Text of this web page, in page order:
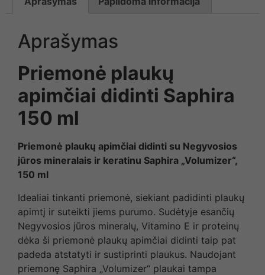
Aprašymas
Priemonė plaukų
apimčiai didinti Saphira
150 ml
Priemonė plaukų apimčiai didinti su Negyvosios
jūros mineralais ir keratinu Saphira „Volumizer“,
150 ml
Idealiai tinkanti priemonė, siekiant padidinti plaukų
apimtį ir suteikti jiems purumo. Sudėtyje esančių
Negyvosios jūros mineralų, Vitamino E ir proteinų
dėka ši priemonė plaukų apimčiai didinti taip pat
padeda atstatyti ir sustiprinti plaukus. Naudojant
priemonę Saphira „Volumizer“ plaukai tampa